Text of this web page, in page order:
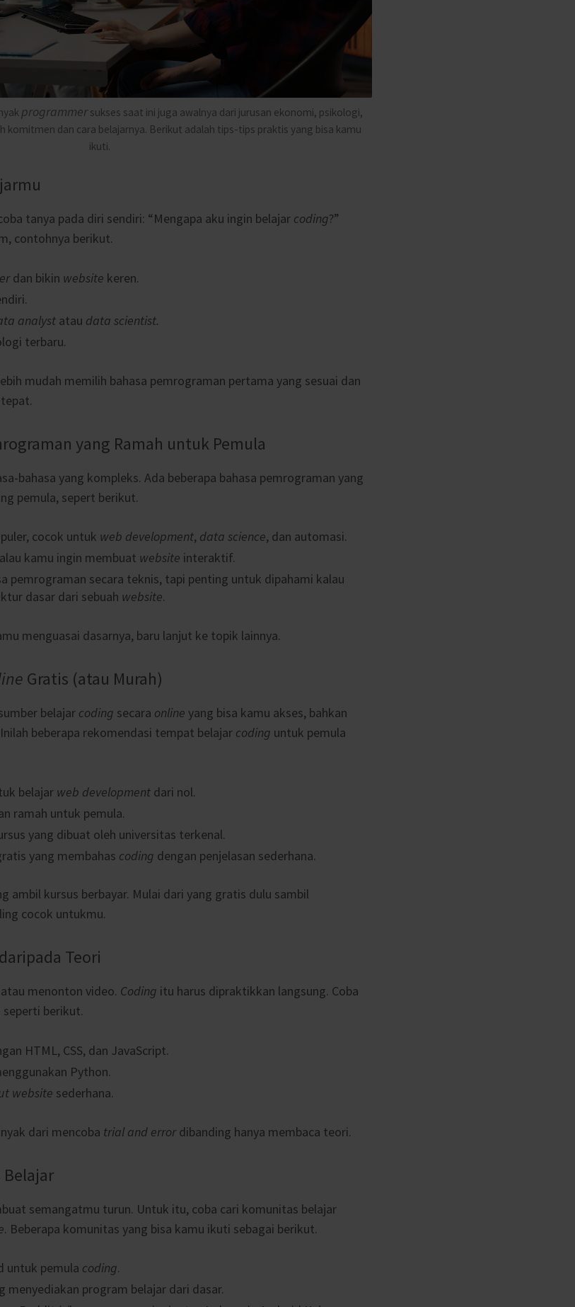
programmer sukses saat ini juga awalnya dari jurusan ekonomi, psikologi,
komitmen dan cara belajarnya. Berikut adalah tips-tips praktis yang bisa kamu
ikuti.
tanya pada diri sendiri: “Mengapa aku ingin belajar coding?”
contohnya berikut.
dan bikin website keren.
analyst atau data scientist.
terbaru.
mudah memilih bahasa pemrograman pertama yang sesuai dan
yang Ramah untuk Pemula
bahasa yang kompleks. Ada beberapa bahasa pemrograman yang
pemula, sepert berikut.
cocok untuk web development, data science, dan automasi.
kamu ingin membuat website interaktif.
pemrograman secara teknis, tapi penting untuk dipahami kalau
dasar dari sebuah website.
menguasai dasarnya, baru lanjut ke topik lainnya.
Gratis (atau Murah)
belajar coding secara online yang bisa kamu akses, bahkan
beberapa rekomendasi tempat belajar coding untuk pemula
belajar web development dari nol.
ramah untuk pemula.
yang dibuat oleh universitas terkenal.
yang membahas coding dengan penjelasan sederhana.
ambil kursus berbayar. Mulai dari yang gratis dulu sambil
cocok untukmu.
Teori
menonton video. Coding itu harus dipraktikkan langsung. Coba
seperti berikut.
HTML, CSS, dan JavaScript.
Python.
website sederhana.
dari mencoba trial and errordibanding hanya membaca teori.
Belajar
semangatmu turun. Untuk itu, coba cari komunitas belajar
. Beberapa komunitas yang bisa kamu ikuti sebagai berikut.
untuk pemula coding.
menyediakan program belajar dari dasar.